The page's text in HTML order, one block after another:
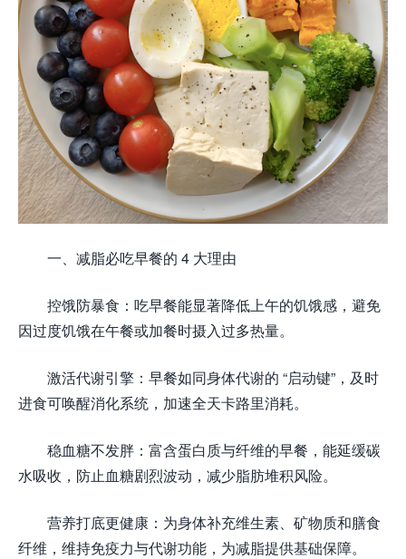
一、减脂必吃早餐的 4 大理由
控饿防暴食：吃早餐能显著降低上午的饥饿感，避免
因过度饥饿在午餐或加餐时摄入过多热量。
激活代谢引擎：早餐如同身体代谢的 “启动键”，及时
进食可唤醒消化系统，加速全天卡路里消耗。
稳血糖不发胖：富含蛋白质与纤维的早餐，能延缓碳
水吸收，防止血糖剧烈波动，减少脂肪堆积风险。
营养打底更健康：为身体补充维生素、矿物质和膳食
纤维，维持免疫力与代谢功能，为减脂提供基础保障。